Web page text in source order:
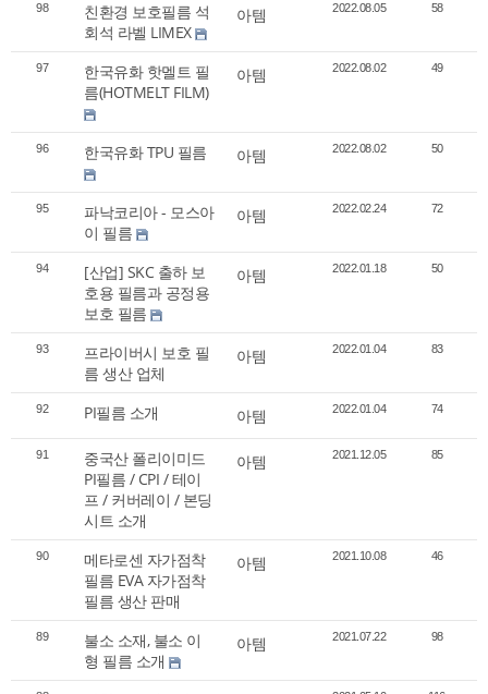
98
친환경 보호필름 석
회석 라벨 LIMEX
아템 2022.08.05 58
97
한국유화 핫멜트 필
름(HOTMELT FILM)
아템 2022.08.02 49
96 한국유화 TPU 필름 아템 2022.08.02 50
95
파낙코리아 - 모스아
이 필름
아템 2022.02.24 72
94
[산업] SKC 출하 보
호용 필름과 공정용
보호 필름
아템 2022.01.18 50
93
프라이버시 보호 필
름 생산 업체
아템 2022.01.04 83
92 PI필름 소개 아템 2022.01.04 74
91
중국산 폴리이미드
PI필름 / CPI / 테이
프 / 커버레이 / 본딩
시트 소개
아템 2021.12.05 85
90
메타로센 자가점착
필름 EVA 자가점착
필름 생산 판매
아템 2021.10.08 46
89
불소 소재, 불소 이
형 필름 소개
아템 2021.07.22 98